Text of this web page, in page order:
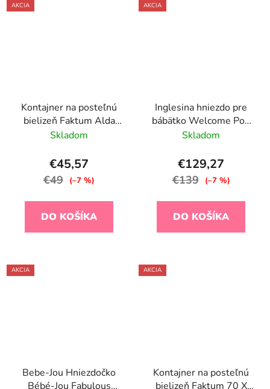
AKCIA
Kontajner na posteľnú
bielizeň Faktum Alda
70 X 140, Silk Grey
Skladom
€45,57
€49 (–7 %)
DO KOŠÍKA
AKCIA
Inglesina hniezdo pre
bábätko Welcome Pod
Balance Green
Skladom
€129,27
€139 (–7 %)
DO KOŠÍKA
AKCIA
Bebe-Jou Hniezdočko
Bébé-Jou Fabulous
AKCIA
Kontajner na posteľnú
bielizeň Faktum 70 X